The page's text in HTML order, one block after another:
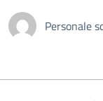
Personale